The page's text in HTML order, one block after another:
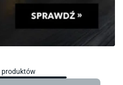
produktów